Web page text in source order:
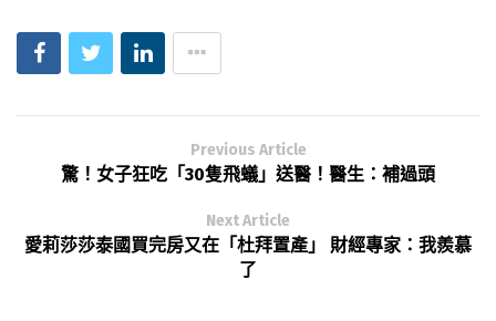
Previous Article
驚！女子狂吃「30隻飛蟻」送醫！醫生：補過頭
Next Article
愛莉莎莎泰國買完房又在「杜拜置產」 財經專家：我羨慕
了